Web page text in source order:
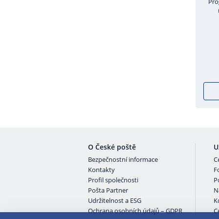
O České poště
Bezpečnostní informace
Kontakty
Profil společnosti
Pošta Partner
Udržitelnost a ESG
Ochrana osobních údajů – GDPR